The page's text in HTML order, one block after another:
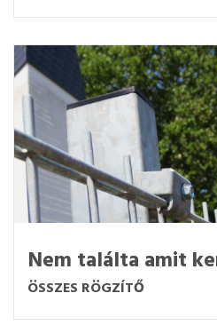
Nem találta amit
ÖSSZES RÖGZÍTŐ